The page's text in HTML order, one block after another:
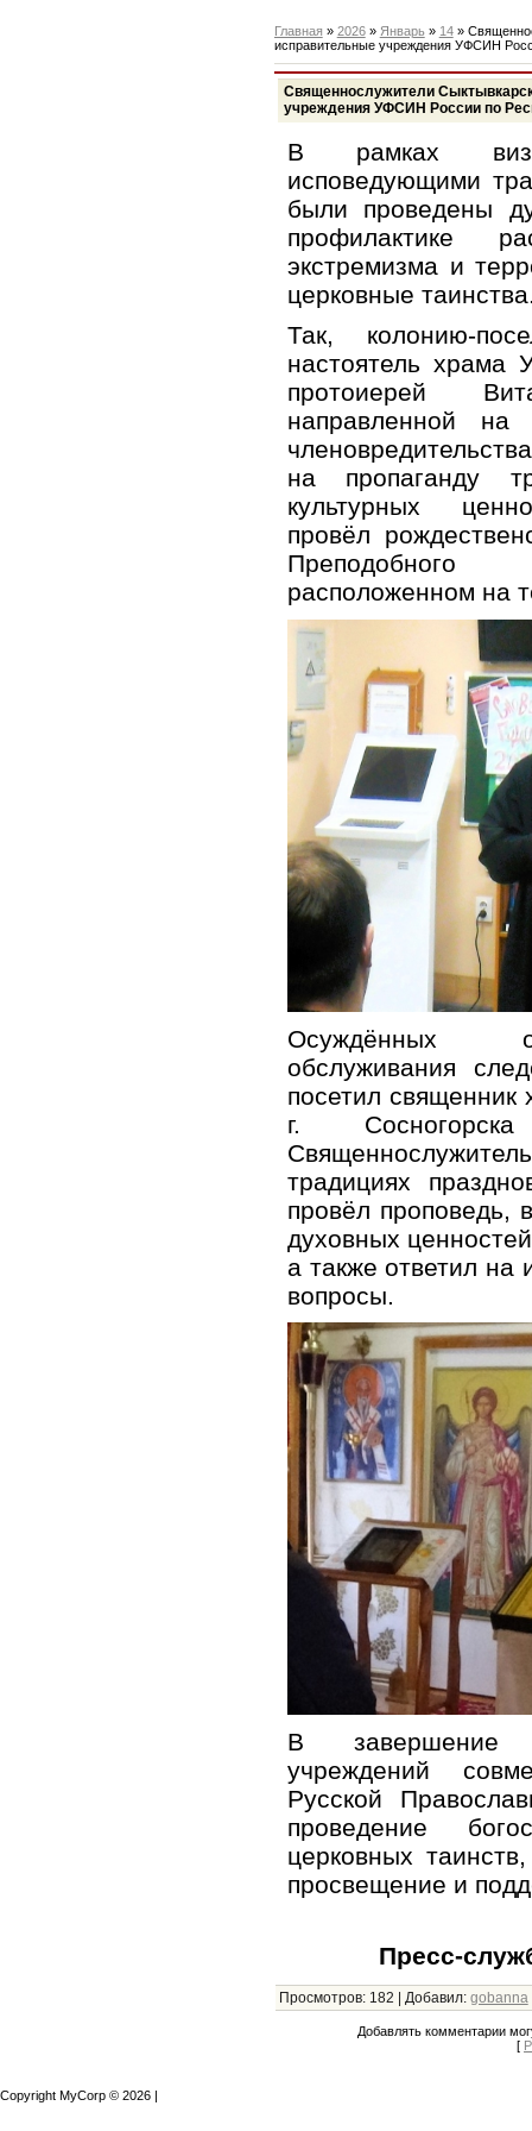
Главная » 2026 » Январь » 14»
исправительные учреждения УФСИН
Священнослужители
учреждения УФСИН России по
В рамках
исповедующими
были проведены
профилактике
экстремизма и
церковные
Так, колонию-
настоятель храма
протоиерей
направленной на
на пропаганду
культурных
провёл
Преподобного
расположенном на
Осуждённых
обслуживания
посетил
г.
традициях
провёл проповедь,
духовных
а также ответил на
вопросы.
В завершение
учреждений
Русской
проведение
церковных
просвещение и
Пресс-
Просмотров: 182 | Добавил: gobanna
Добавлять комментарии
[
Copyright MyCorp © 2026 |